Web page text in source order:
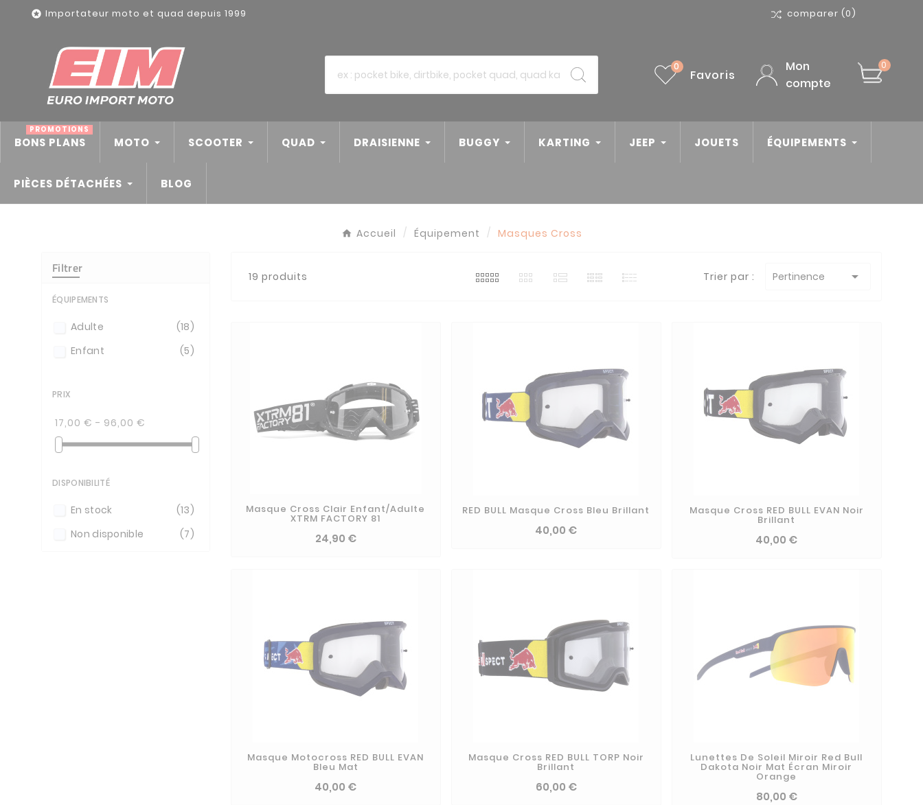
 Importateur moto et quad depuis 1999 comparer (0)
Favoris
0
Mon
compte
0
BONS PLANS
PROMOTIONS
MOTO SCOOTER QUAD DRAISIENNE BUGGY KARTING JEEP JOUETS ÉQUIPEMENTS
PIÈCES DÉTACHÉES BLOG
Accueil Équipement Masques Cross
Filtrer
ÉQUIPEMENTS
Adulte
(18)
Enfant
(5)
PRIX
17,00 € - 96,00 €
DISPONIBILITÉ
En stock
(13)
Non disponible
(7)
19 produits Trier par : Pertinence 
Masque Cross Clair Enfant/adulte
XTRM FACTORY 81
24,90 €
RED BULL Masque Cross Bleu Brillant
40,00 €
Masque Cross RED BULL EVAN Noir
Brillant
40,00 €
Masque Motocross RED BULL EVAN
Bleu Mat
40,00 €
Masque Cross RED BULL TORP Noir
Brillant
60,00 €
Lunettes De Soleil Miroir Red Bull
Dakota Noir Mat Écran Miroir
Orange
80,00 €
Panneau de gestion des cookies